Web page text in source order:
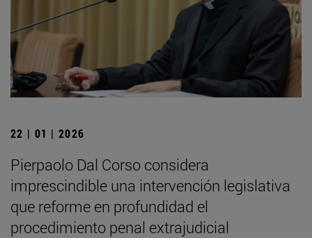
22 | 01 | 2026
Pierpaolo Dal Corso considera
imprescindible una intervención legislativa
que reforme en profundidad el
procedimiento penal extrajudicial